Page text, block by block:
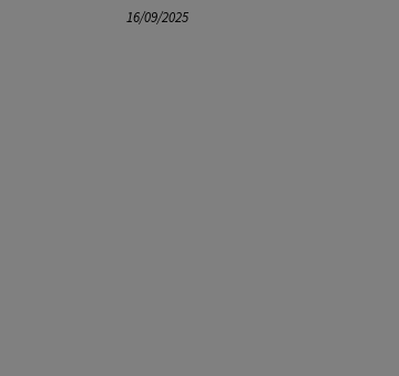
16/09/2025